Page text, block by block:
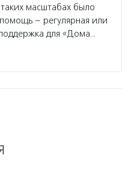
масштабах было
– регулярная или
для «Дома…